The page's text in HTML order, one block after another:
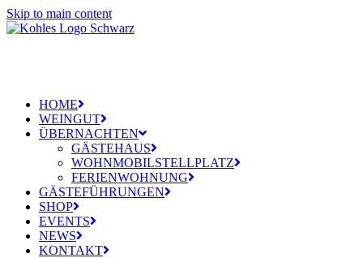
Skip to main content
HOME
WEINGUT
ÜBERNACHTEN
GÄSTEHAUS
WOHNMOBILSTELLPLATZ
FERIENWOHNUNG
GÄSTEFÜHRUNGEN
SHOP
EVENTS
NEWS
KONTAKT